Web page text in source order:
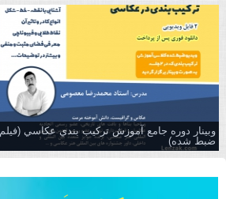
وبینار دوره جامع آموزش تركيب بندي عكاسي (فیلم
ضبط شده)